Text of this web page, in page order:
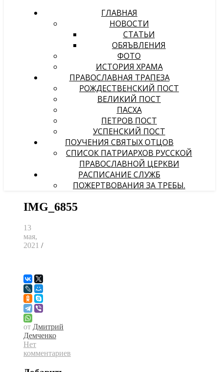
ГЛАВНАЯ
НОВОСТИ
СТАТЬИ
ОБЯЪВЛЕНИЯ
ФОТО
ИСТОРИЯ ХРАМА
ПРАВОСЛАВНАЯ ТРАПЕЗА
РОЖДЕСТВЕНСКИЙ ПОСТ
ВЕЛИКИЙ ПОСТ
ПАСХА
ПЕТРОВ ПОСТ
УСПЕНСКИЙ ПОСТ
ПОУЧЕНИЯ СВЯТЫХ ОТЦОВ
СПИСОК ПАТРИАРХОВ РУССКОЙ
ПРАВОСЛАВНОЙ ЦЕРКВИ
РАСПИСАНИЕ СЛУЖБ
ПОЖЕРТВОВАНИЯ ЗА ТРЕБЫ.
IMG_6855
13
мая,
2021 /
от Дмитрий
Демченко
Нет
комментариев